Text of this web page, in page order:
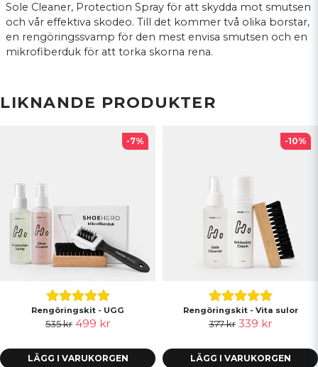
Sole Cleaner, Protection Spray för att skydda mot smutsen
och vår effektiva skodeo. Till det kommer två olika borstar,
en rengöringssvamp för den mest envisa smutsen och en
mikrofiberduk för att torka skorna rena.
LIKNANDE PRODUKTER
Rengöringskit - UGG
535 kr 499 kr
LÄGG I VARUKORGEN
-7%
Rengöringskit - Vita sulor
377 kr 339 kr
LÄGG I VARUKORGEN
-10%